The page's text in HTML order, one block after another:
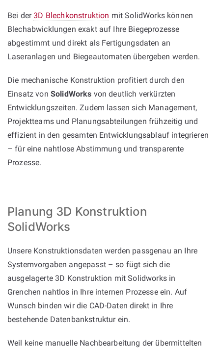
Bei der3D Blechkonstruktion mit SolidWorks können
Blechabwicklungen exakt auf Ihre Biegeprozesse
abgestimmt und direkt als Fertigungsdaten an
Laseranlagen und Biegeautomaten übergeben werden.
Die mechanische Konstruktion profitiert durch den
Einsatz von SolidWorks von deutlich verkürzten
Entwicklungszeiten. Zudem lassen sich Management,
Projektteams und Planungsabteilungen frühzeitig und
effizient in den gesamten Entwicklungsablauf integrieren
– für eine nahtlose Abstimmung und transparente
Prozesse.
Planung 3D Konstruktion
SolidWorks
Unsere Konstruktionsdaten werden passgenau an Ihre
Systemvorgaben angepasst – so fügt sich die
ausgelagerte 3D Konstruktion mit Solidworks in
Grenchen nahtlos in Ihre internen Prozesse ein. Auf
Wunsch binden wir die CAD-Daten direkt in Ihre
bestehende Datenbankstruktur ein.
Weil keine manuelle Nachbearbeitung der übermittelten